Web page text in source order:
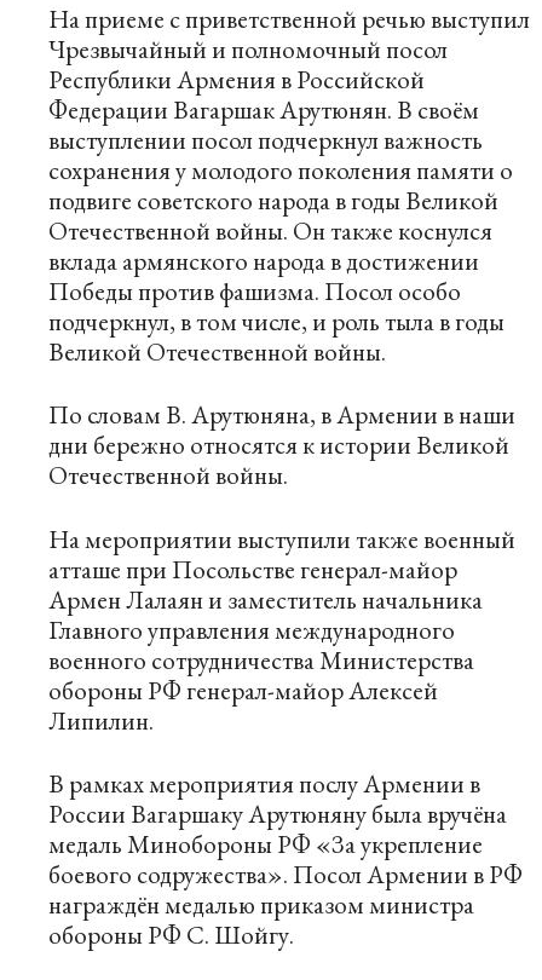
На приеме с приветственной речью выступил
Чрезвычайный и полномочный посол
Республики Армения в Российской
Федерации Вагаршак Арутюнян. В своём
выступлении посол подчеркнул важность
сохранения у молодого поколения памяти о
подвиге советского народа в годы Великой
Отечественной войны. Он также коснулся
вклада армянского народа в достижении
Победы против фашизма. Посол особо
подчеркнул, в том числе, и роль тыла в годы
Великой Отечественной войны.
По словам В. Арутюняна, в Армении в наши
дни бережно относятся к истории Великой
Отечественной войны.
На мероприятии выступили также военный
атташе при Посольстве генерал-майор
Армен Лалаян и заместитель начальника
Главного управления международного
военного сотрудничества Министерства
обороны РФ генерал-майор Алексей
Липилин.
В рамках мероприятия послу Армении в
России Вагаршаку Арутюняну была вручёна
медаль Минобороны РФ «За укрепление
боевого содружества». Посол Армении в РФ
награждён медалью приказом министра
обороны РФ С. Шойгу.